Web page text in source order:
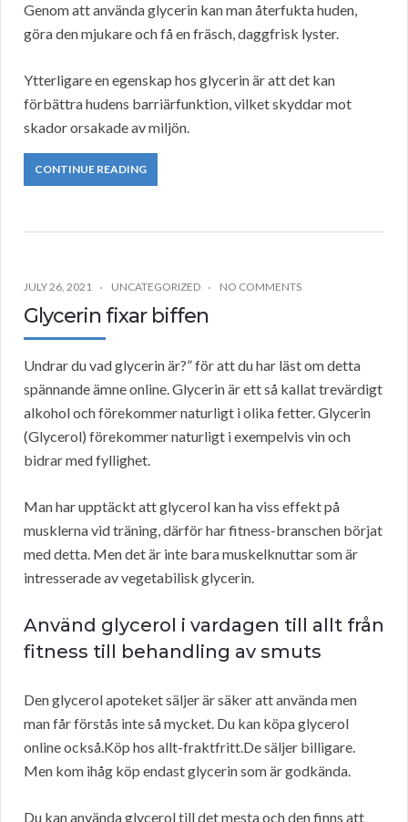
Genom att använda glycerin kan man återfukta huden,
göra den mjukare och få en fräsch, daggfrisk lyster.
Ytterligare en egenskap hos glycerin är att det kan
förbättra hudens barriärfunktion, vilket skyddar mot
skador orsakade av miljön.
CONTINUE READING
JULY 26, 2021 UNCATEGORIZED NO COMMENTS
Glycerin fixar biffen
Undrar du vad glycerin är?” för att du har läst om detta
spännande ämne online. Glycerin är ett så kallat trevärdigt
alkohol och förekommer naturligt i olika fetter. Glycerin
(Glycerol) förekommer naturligt i exempelvis vin och
bidrar med fyllighet.
Man har upptäckt att glycerol kan ha viss effekt på
musklerna vid träning, därför har fitness-branschen börjat
med detta. Men det är inte bara muskelknuttar som är
intresserade av vegetabilisk glycerin.
Använd glycerol i vardagen till allt från
fitness till behandling av smuts
Den glycerol apoteket säljer är säker att använda men
man får förstås inte så mycket. Du kan köpa glycerol
online också.Köp hos allt-fraktfritt.De säljer billigare.
Men kom ihåg köp endast glycerin som är godkända.
Du kan använda glycerol till det mesta och den finns att